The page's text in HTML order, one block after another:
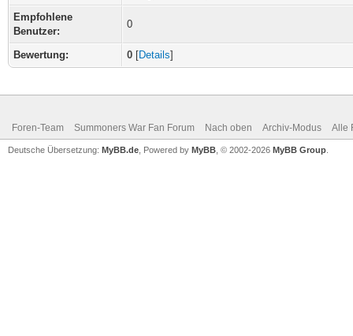
Empfohlene
Benutzer:
0
Bewertung: 0 [Details]
Foren-Team Summoners War Fan Forum Nach oben Archiv-Modus Alle
Deutsche Übersetzung: MyBB.de , Powered by MyBB , © 2002-2026 MyBB Group